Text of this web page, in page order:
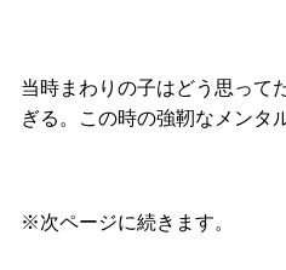
当時まわりの子はどう思って
ぎる。この時の強靭なメンタ
※次ページに続きます。